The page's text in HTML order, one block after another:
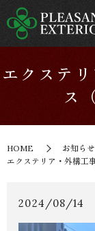
エクステ
ス
HOME
お知らせ
エクステリア・外構工
2024/08/14